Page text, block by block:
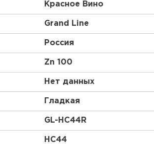
Красное Вино
Grand Line
Россия
Zn 100
Нет данных
Гладкая
GL-HC44R
HC44